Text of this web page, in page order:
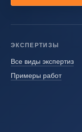
ЭКСПЕРТИЗЫ
Все виды экспертиз
Примеры работ